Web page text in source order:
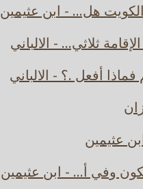
هل... - ابن عثيمين
ثلاثي... - الالباني
أفعل .؟ - الالباني
عثيمين
وفي أ... - ابن عثيمين